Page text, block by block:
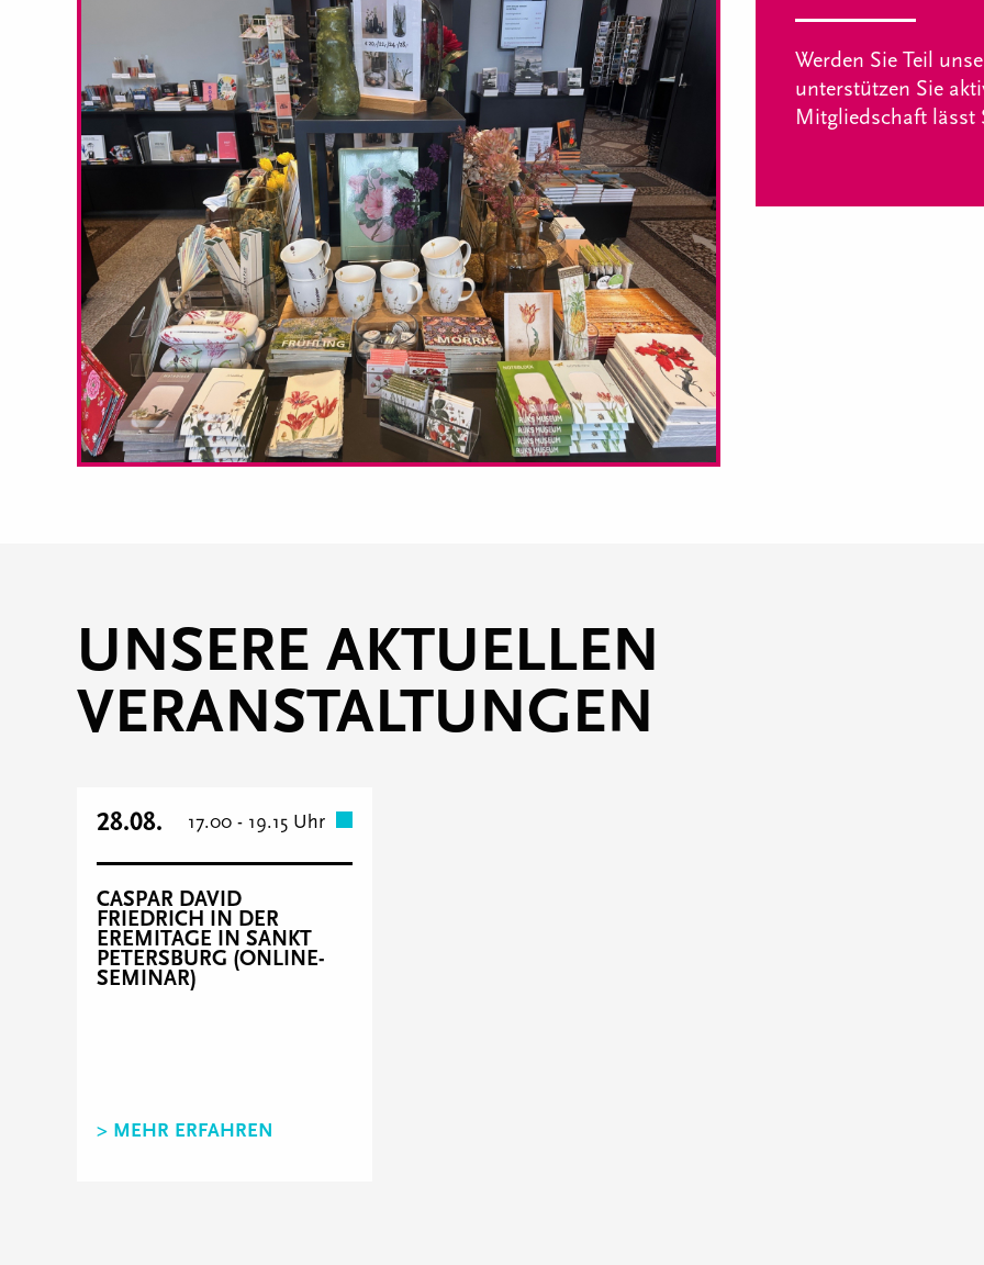
Werden Sie Teil
unterstützen Sie
Mitgliedschaft lässt
UNSERE AKTUELLEN
VERANSTALTUNGEN
28.08. 17.00 - 19.15 Uhr
CASPAR DAVID
FRIEDRICH IN DER
EREMITAGE IN SANKT
PETERSBURG (ONLINE-
SEMINAR)
> MEHR ERFAHREN